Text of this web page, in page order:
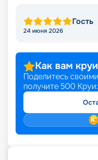
Гость
24 июня 2026
Как вам
Поделитесь
получите 500